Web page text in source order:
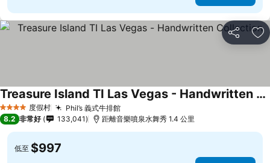
分享 加
4 星級 度假村 Phil’s 義式牛排館查看價格
Treasure Island TI Las Vegas - Handwritten Collection
查看價格
8.2 非常好 133,041 距離音樂噴泉水舞秀 1.4 公里
低至 $997